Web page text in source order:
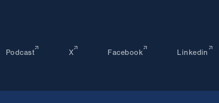
Podcast X Facebook Linkedin